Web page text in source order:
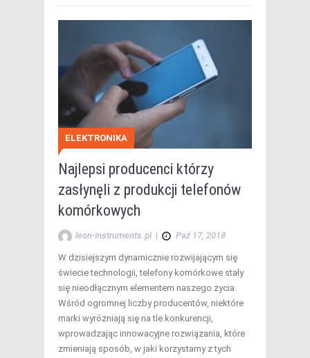
ELEKTRONIKA
Najlepsi producenci którzy
zasłynęli z produkcji telefonów
komórkowych
leon-instruments.pl | Paź 17, 2018
W dzisiejszym dynamicznie rozwijającym się
świecie technologii, telefony komórkowe stały
się nieodłącznym elementem naszego życia.
Wśród ogromnej liczby producentów, niektóre
marki wyróżniają się na tle konkurencji,
wprowadzając innowacyjne rozwiązania, które
zmieniają sposób, w jaki korzystamy z tych